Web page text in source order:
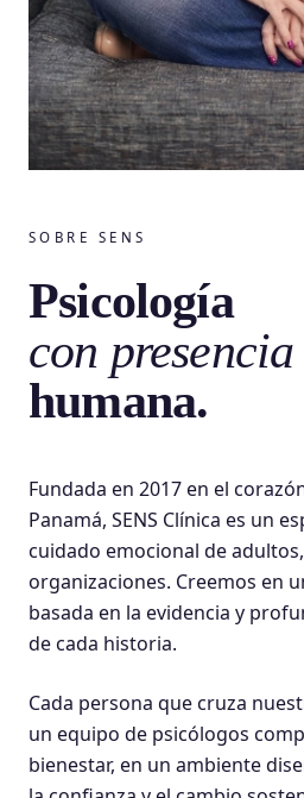
SOBRE SENS
Psicología
con presencia
humana.
Fundada en 2017 en el
Panamá, SENS Clínica es un
cuidado emocional de
organizaciones. Creemos en
basada en la evidencia y
de cada historia.
Cada persona que cruza
un equipo de psicólogos
bienestar, en un ambiente